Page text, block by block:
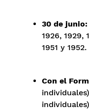
30 de junio:
1926, 1929,
1951 y 1952.
Con el